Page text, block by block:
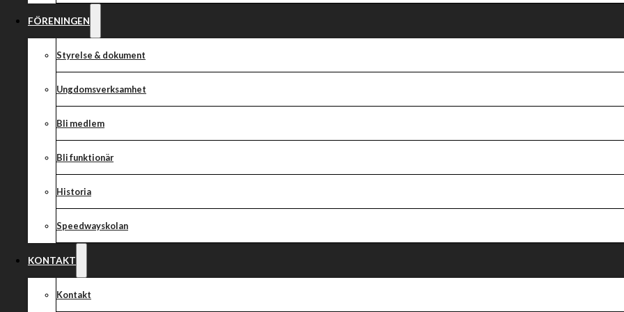
FÖRENINGEN
Styrelse & dokument
Ungdomsverksamhet
Bli medlem
Bli funktionär
Historia
Speedwayskolan
KONTAKT
Kontakt